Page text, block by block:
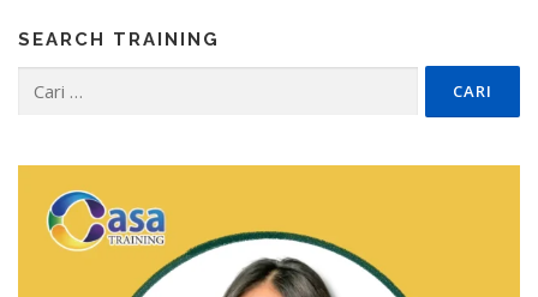
SEARCH TRAINING
untuk: